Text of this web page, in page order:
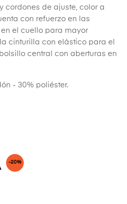
cordones de ajuste, color a
con refuerzo en las
el cuello para mayor
cinturilla con elástico para el
central con aberturas en
- 30% poliéster.
-20%